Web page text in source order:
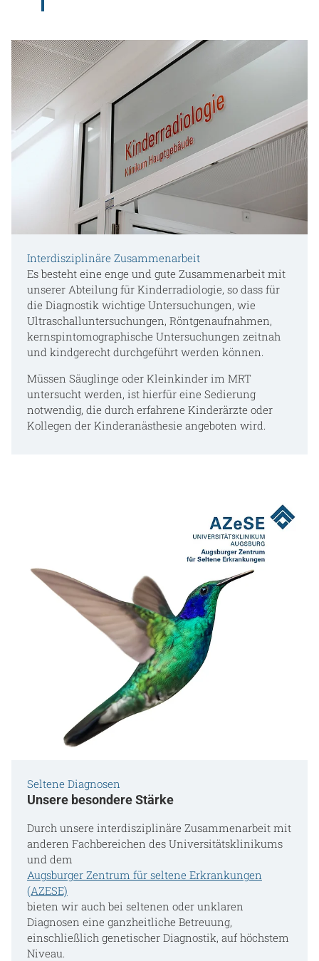
Interdisziplinäre Zusammenarbeit
Es besteht eine enge und gute Zusammenarbeit mit
unserer Abteilung für Kinderradiologie, so dass für
die Diagnostik wichtige Untersuchungen, wie
Ultraschalluntersuchungen, Röntgenaufnahmen,
kernspintomographische Untersuchungen zeitnah
und kindgerecht durchgeführt werden können.
Müssen Säuglinge oder Kleinkinder im MRT
untersucht werden, ist hierfür eine Sedierung
notwendig, die durch erfahrene Kinderärzte oder
Kollegen der Kinderanästhesie angeboten wird.
Seltene Diagnosen
Unsere besondere Stärke
Durch unsere interdisziplinäre Zusammenarbeit mit
anderen Fachbereichen des Universitätsklinikums
und dem
Augsburger Zentrum für seltene Erkrankungen
(AZESE)
bieten wir auch bei seltenen oder unklaren
Diagnosen eine ganzheitliche Betreuung,
einschließlich genetischer Diagnostik, auf höchstem
Niveau.